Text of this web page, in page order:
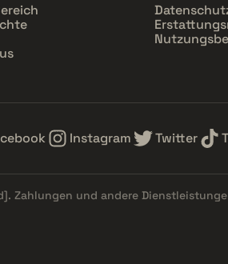
Instagram Twitter
. Zahlungen und andere